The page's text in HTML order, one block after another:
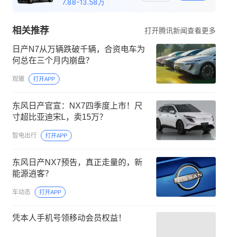
相关推荐 打开腾讯新闻查看更多
日产N7从万辆跌破千辆，合资电车为
何总在三个月内崩盘？
观辙 打开APP
东风日产官宣：NX7四季度上市！尺
寸超比亚迪宋L，卖15万？
智电出行 打开APP
东风日产NX7预告，真正走量的，新
能源逍客？
车动态 打开APP
凭本人手机号领移动会员权益！